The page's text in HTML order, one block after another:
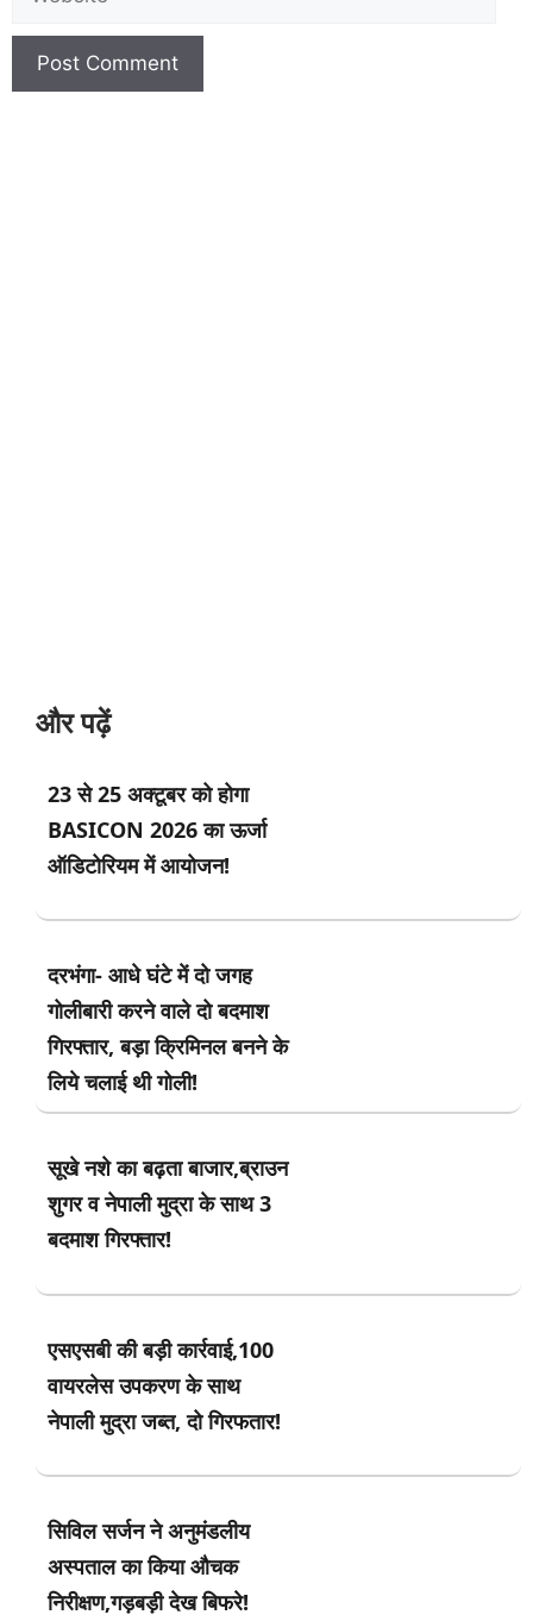
और पढ़ें
23 से 25 अक्टूबर को होगा
BASICON 2026 का ऊर्जा
ऑडिटोरियम में आयोजन!
दरभंगा- आधे घंटे में दो जगह
गोलीबारी करने वाले दो बदमाश
गिरफ्तार, बड़ा क्रिमिनल बनने के
लिये चलाई थी गोली!
सूखे नशे का बढ़ता बाजार,ब्राउन
शुगर व नेपाली मुद्रा के साथ 3
बदमाश गिरफ्तार!
एसएसबी की बड़ी कार्रवाई,100
वायरलेस उपकरण के साथ
नेपाली मुद्रा जब्त, दो गिरफतार!
सिविल सर्जन ने अनुमंडलीय
अस्पताल का किया औचक
निरीक्षण,गड़बड़ी देख बिफरे!